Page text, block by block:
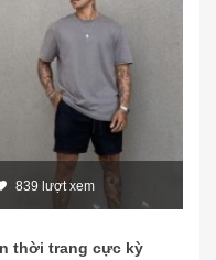
839 lượt xem
thời trang cực kỳ